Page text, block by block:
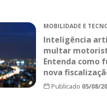
MOBILIDADE E
Inteligência
multar
Entenda como
nova
Publicado 05/08/